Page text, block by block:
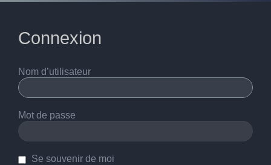
Connexion
Nom d’utilisateur
Mot de passe
Se souvenir de moi